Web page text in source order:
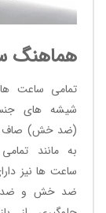
هماهنگ
تمامی ساعت
شیشه های
(ضد خش) صاف
به مانند
ساعت ها نیز
ضد خش و ضد